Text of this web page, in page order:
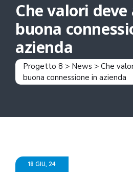
Che valori deve
buona
azienda
Progetto 8 > News > Che
buona connessione in azienda
18 GIU, 24